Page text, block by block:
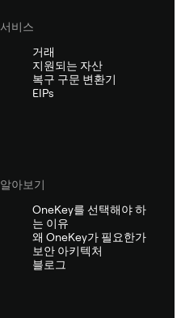
서비스
거래
지원되는 자산
복구 구문 변환기
EIPs
알아보기
OneKey를 선택해야 하
는 이유
왜 OneKey가 필요한가
보안 아키텍처
블로그